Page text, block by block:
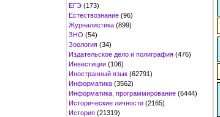
ЕГЭ (173)
Естествознание (96)
Журналистика (899)
ЗНО (54)
Зоология (34)
Издательское дело и полиграфия (476)
Инвестиции (106)
Иностранный язык (62791)
Информатика (3562)
Информатика, программирование (6444)
Исторические личности (2165)
История (21319)